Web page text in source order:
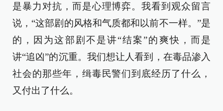
是暴力对抗，而是心理博弈。我看到观众留言
说，“这部剧的风格和气质都和以前不一样。”是
的，因为这部剧不是讲“结案”的爽快，而是
讲“追凶”的沉重。我们想让人看到，在毒品渗入
社会的那些年，缉毒民警们到底经历了什么，
又付出了什么。